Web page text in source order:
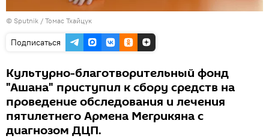
© Sputnik / Томас Тхайцук
Подписаться
Культурно-благотворительный фонд
"Ашана" приступил к сбору средств на
проведение обследования и лечения
пятилетнего Армена Мегрикяна с
диагнозом ДЦП.